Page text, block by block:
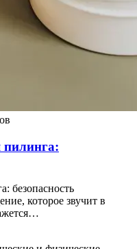
пилинга:
безопасность
которое звучит в